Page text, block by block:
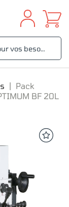
Pack
BF 20L